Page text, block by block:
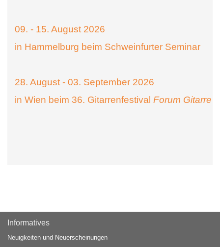
09. - 15. August 2026
in Hammelburg beim Schweinfurter Seminar
28. August - 03. September 2026
in Wien beim 36. Gitarrenfestival Forum Gitarre
Informatives
Neuigkeiten und Neuerscheinungen